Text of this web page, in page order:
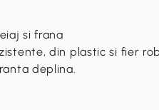
si frana
din plastic si fier
deplina.